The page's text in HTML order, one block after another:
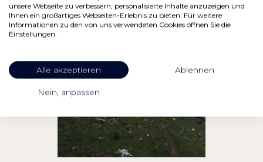
Feuer. Jetzt geht es los!
unsere Webseite zu verbessern, personalisierte Inhalte anzuzeigen und
Ihnen ein großartiges Webseiten-Erlebnis zu bieten. Für weitere
Informationen zu den von uns verwendeten Cookies öffnen Sie die
Einstellungen.
Alle akzeptieren Ablehnen
Nein, anpassen